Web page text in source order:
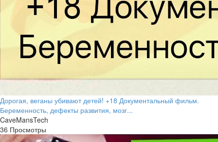
Дорогая, веганы убивают детей! +18 Документальный фильм.
Беременность, дефекты развития, мозг...
CaveMansTech
36 Просмотры